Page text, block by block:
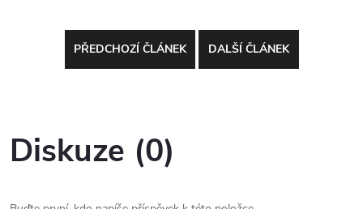
PŘEDCHOZÍ ČLÁNEK DALŠÍ ČLÁNEK
Diskuze (0)